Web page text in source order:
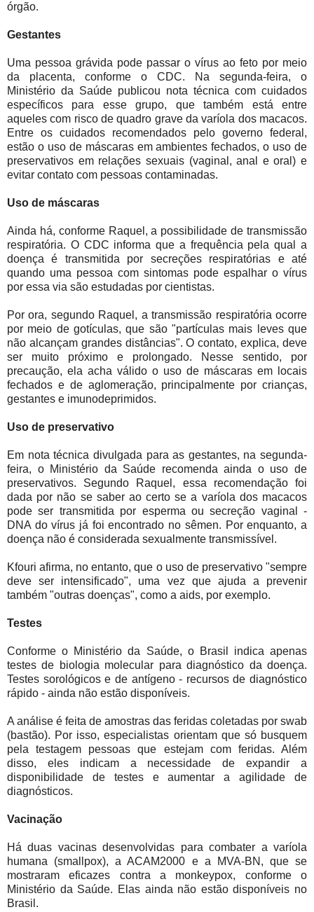
órgão.
Gestantes
Uma pessoa grávida pode passar o vírus ao feto por meio
da placenta, conforme o CDC. Na segunda-feira, o
Ministério da Saúde publicou nota técnica com cuidados
específicos para esse grupo, que também está entre
aqueles com risco de quadro grave da varíola dos macacos.
Entre os cuidados recomendados pelo governo federal,
estão o uso de máscaras em ambientes fechados, o uso de
preservativos em relações sexuais (vaginal, anal e oral) e
evitar contato com pessoas contaminadas.
Uso de máscaras
Ainda há, conforme Raquel, a possibilidade de transmissão
respiratória. O CDC informa que a frequência pela qual a
doença é transmitida por secreções respiratórias e até
quando uma pessoa com sintomas pode espalhar o vírus
por essa via são estudadas por cientistas.
Por ora, segundo Raquel, a transmissão respiratória ocorre
por meio de gotículas, que são "partículas mais leves que
não alcançam grandes distâncias". O contato, explica, deve
ser muito próximo e prolongado. Nesse sentido, por
precaução, ela acha válido o uso de máscaras em locais
fechados e de aglomeração, principalmente por crianças,
gestantes e imunodeprimidos.
Uso de preservativo
Em nota técnica divulgada para as gestantes, na segunda-
feira, o Ministério da Saúde recomenda ainda o uso de
preservativos. Segundo Raquel, essa recomendação foi
dada por não se saber ao certo se a varíola dos macacos
pode ser transmitida por esperma ou secreção vaginal -
DNA do vírus já foi encontrado no sêmen. Por enquanto, a
doença não é considerada sexualmente transmissível.
Kfouri afirma, no entanto, que o uso de preservativo "sempre
deve ser intensificado", uma vez que ajuda a prevenir
também "outras doenças", como a aids, por exemplo.
Testes
Conforme o Ministério da Saúde, o Brasil indica apenas
testes de biologia molecular para diagnóstico da doença.
Testes sorológicos e de antígeno - recursos de diagnóstico
rápido - ainda não estão disponíveis.
A análise é feita de amostras das feridas coletadas por swab
(bastão). Por isso, especialistas orientam que só busquem
pela testagem pessoas que estejam com feridas. Além
disso, eles indicam a necessidade de expandir a
disponibilidade de testes e aumentar a agilidade de
diagnósticos.
Vacinação
Há duas vacinas desenvolvidas para combater a varíola
humana (smallpox), a ACAM2000 e a MVA-BN, que se
mostraram eficazes contra a monkeypox, conforme o
Ministério da Saúde. Elas ainda não estão disponíveis no
Brasil.